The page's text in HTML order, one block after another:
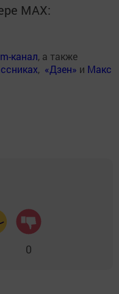
MАХ:
канал, а также
, «Дзен» и Макс
0